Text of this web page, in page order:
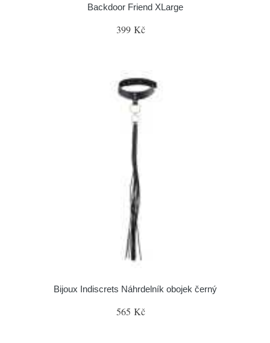
Backdoor Friend XLarge
399 Kč
Bijoux Indiscrets Náhrdelník obojek černý
565 Kč